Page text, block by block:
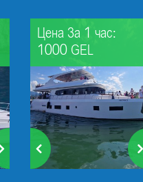
Цена За 1 час:
1000 GEL